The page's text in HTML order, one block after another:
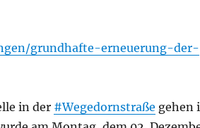
grundhafte-erneuerung-der-
in der #Wegedornstraße gehen